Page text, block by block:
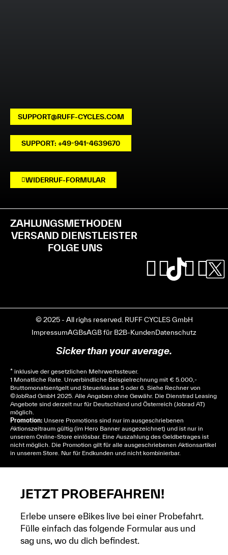
SUPPORT@RUFF-CYCLES.COM
SUPPORT: +49-941-4639670
WIDERRUF-FORMULAR
ZAHLUNGSMETHODEN
VERSAND DIENSTLEISTER
FOLGE UNS
© 2025 - All righs reserved. RUFF CYCLES GmbH
ImpressumAGBsAGB für B2B-KundenDatenschutz
Sicker than your average.
* inklusive der gesetzlichen Mehrwertssteuer.
1 Monatliche Rate. Unverbindliche Beispielrechnung mit € 5.000,-
Bruttomonatsentgelt und Steuerklasse 5 oder 6. Siehe Rechner von
© JobRad GmbH 2025. Alle Angaben ohne Gewähr. Die Dienstrad Leasing
Angebote sind derzeit nur für Deutschland und Österreich (Jobrad AT)
möglich.
Promotion: Unsere Promotions sind nur im ausgeschriebenen
Aktionszeitraum gültig (im Hero Banner ausgezeichnet) und ist nur in
unserem Online-Store einlösbar. Eine Auszahlung des Geldbetrages ist
nicht möglich. Die Promotion gilt für alle ausgeschriebenen Aktionsartikel
in unserem Store. Nur für Endkunden und nicht kombinierbar.
JETZT PROBEFAHREN!
Erlebe unsere eBikes live bei einer Probefahrt.
Fülle einfach das folgende Formular aus und
sag uns, wo du dich befindest.